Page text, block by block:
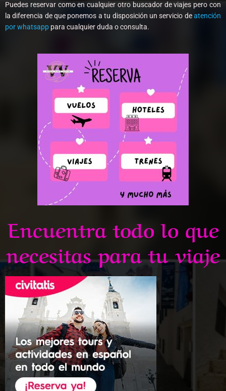
Puedes reservar como en cualquier otro buscador de viajes pero con
la diferencia de que ponemos a tu disposición un servicio deatención
por whatsapp para cualquier duda o consulta.
Encuentra todo lo que
necesitas para tu viaje